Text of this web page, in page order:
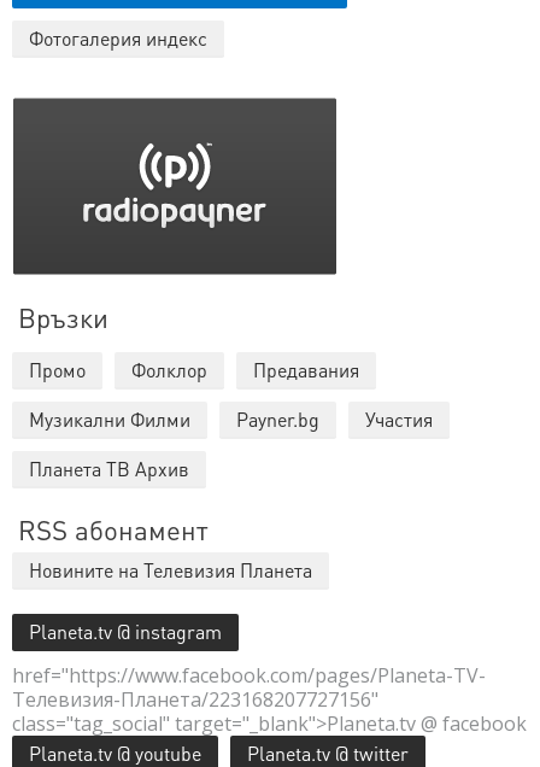
Фотогалерия индекс
Връзки
Промо Фолклор
Предавания
Музикални Филми
Payner.bg
Участия
Планета ТВ Архив
RSS абонамент
Новините на Телевизия Планета
Planeta.tv @ instagram
href="https://www.facebook.com/pages/Planeta-TV-
Телевизия-Планета/223168207727156"
class="tag_social" target="_blank">Planeta.tv @ facebook
Planeta.tv @ youtube Planeta.tv @ twitter